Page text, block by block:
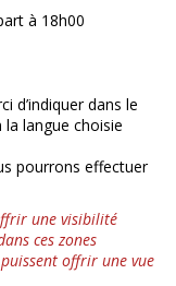
à 18h00
d’indiquer dans le
langue choisie
pourrons effectuer
une visibilité
ces zones
offrir une vue